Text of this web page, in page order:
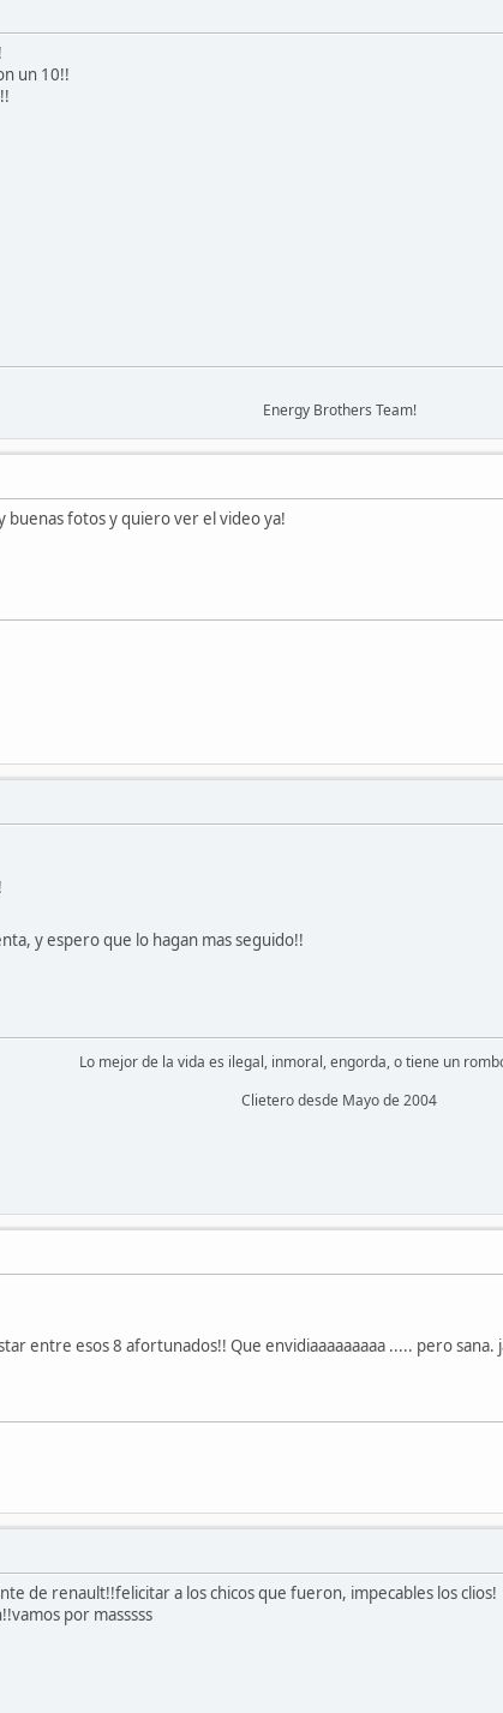
un 10!!
Energy Brothers Team!
buenas fotos y quiero ver el video ya!
y espero que lo hagan mas seguido!!
Lo mejor de la vida es ilegal, inmoral, engorda, o tiene un
Clietero desde Mayo de 2004
entre esos 8 afortunados!! Que envidiaaaaaaaaa ..... pero sana.
de renault!!felicitar a los chicos que fueron, impecables los clios!
por masssss